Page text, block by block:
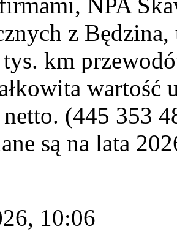
z
km
netto. (445 353
są na lata
10:06